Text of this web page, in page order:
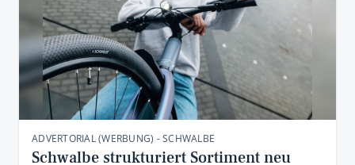
ADVERTORIAL (WERBUNG) - SCHWALBE
Schwalbe strukturiert Sortiment neu